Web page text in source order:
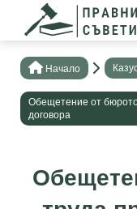
Нaчало
Oбещетение от
договора